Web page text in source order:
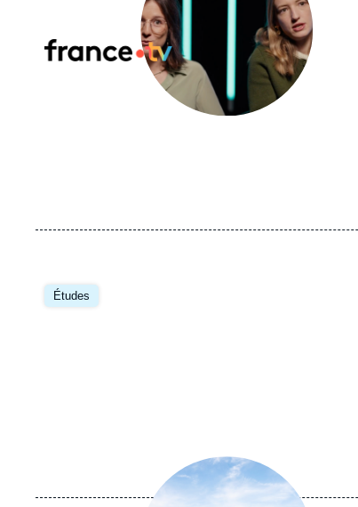
Logo
Études
Image
principale
principale
médiatique